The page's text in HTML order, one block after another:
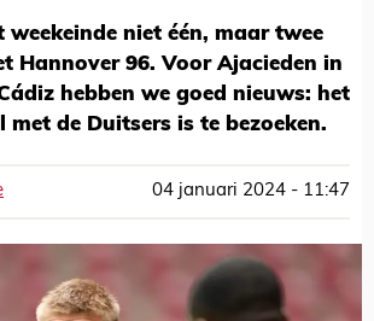
niet één, maar twee
Hannover 96. Voor Ajacieden in
hebben we goed nieuws: het
met de Duitsers is te bezoeken.
04 januari 2024 - 11:47